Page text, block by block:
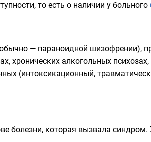
то есть о наличии у больного
— параноидной шизофрении),
хронических алкогольных
(интоксикационный,
болезни, которая вызвала